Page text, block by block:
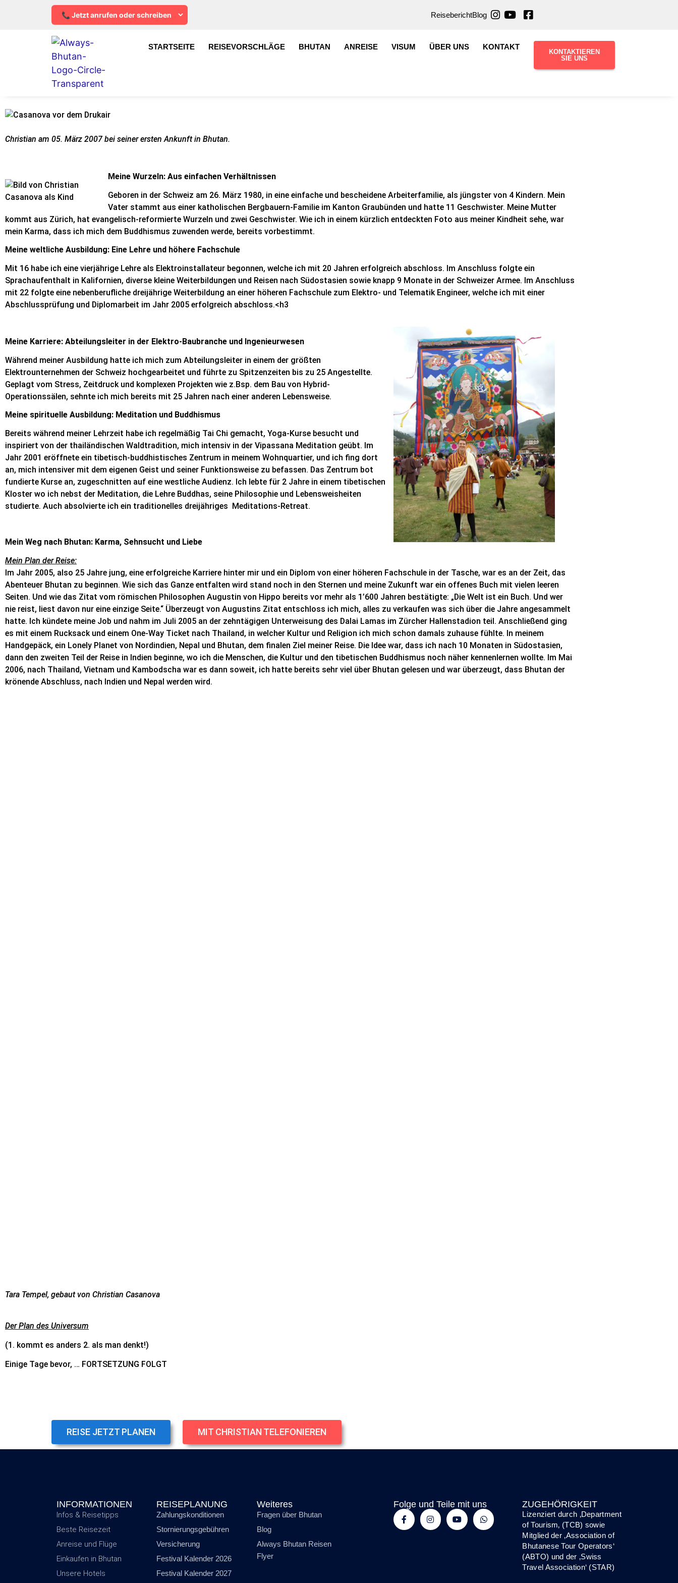
ReiseberichtBlog
STARTSEITE REISEVORSCHLÄGE BHUTAN ANREISE VISUM ÜBER UNS KONTAKT
KONTAKTIEREN
SIE UNS
Christian am 05. März 2007 bei seiner ersten Ankunft in Bhutan.
Meine Wurzeln: Aus einfachen Verhältnissen
Geboren in der Schweiz am 26. März 1980, in eine einfache und bescheidene Arbeiterfamilie, als jüngster von 4 Kindern. Mein
Vater stammt aus einer katholischen Bergbauern-Familie im Kanton Graubünden und hatte 11 Geschwister. Meine Mutter
kommt aus Zürich, hat evangelisch-reformierte Wurzeln und zwei Geschwister. Wie ich in einem kürzlich entdeckten Foto aus meiner Kindheit sehe, war
mein Karma, dass ich mich dem Buddhismus zuwenden werde, bereits vorbestimmt.
Meine weltliche Ausbildung: Eine Lehre und höhere Fachschule
Mit 16 habe ich eine vierjährige Lehre als Elektroinstallateur begonnen, welche ich mit 20 Jahren erfolgreich abschloss. Im Anschluss folgte ein
Sprachaufenthalt in Kalifornien, diverse kleine Weiterbildungen und Reisen nach Südostasien sowie knapp 9 Monate in der Schweizer Armee. Im Anschluss
mit 22 folgte eine nebenberufliche dreijährige Weiterbildung an einer höheren Fachschule zum Elektro- und Telematik Engineer, welche ich mit einer
Abschlussprüfung und Diplomarbeit im Jahr 2005 erfolgreich abschloss.<h3
Meine Karriere: Abteilungsleiter in der Elektro-Baubranche und Ingenieurwesen
Während meiner Ausbildung hatte ich mich zum Abteilungsleiter in einem der größten
Elektrounternehmen der Schweiz hochgearbeitet und führte zu Spitzenzeiten bis zu 25 Angestellte.
Geplagt vom Stress, Zeitdruck und komplexen Projekten wie z.Bsp. dem Bau von Hybrid-
Operationssälen, sehnte ich mich bereits mit 25 Jahren nach einer anderen Lebensweise.
Meine spirituelle Ausbildung: Meditation und Buddhismus
Bereits während meiner Lehrzeit habe ich regelmäßig Tai Chi gemacht, Yoga-Kurse besucht und
inspiriert von der thailändischen Waldtradition, mich intensiv in der Vipassana Meditation geübt. Im
Jahr 2001 eröffnete ein tibetisch-buddhistisches Zentrum in meinem Wohnquartier, und ich fing dort
an, mich intensiver mit dem eigenen Geist und seiner Funktionsweise zu befassen. Das Zentrum bot
fundierte Kurse an, zugeschnitten auf eine westliche Audienz. Ich lebte für 2 Jahre in einem tibetischen
Kloster wo ich nebst der Meditation, die Lehre Buddhas, seine Philosophie und Lebensweisheiten
studierte. Auch absolvierte ich ein traditionelles dreijähriges Meditations-Retreat.
Mein Weg nach Bhutan: Karma, Sehnsucht und Liebe
Mein Plan der Reise:
Im Jahr 2005, also 25 Jahre jung, eine erfolgreiche Karriere hinter mir und ein Diplom von einer höheren Fachschule in der Tasche, war es an der Zeit, das
Abenteuer Bhutan zu beginnen. Wie sich das Ganze entfalten wird stand noch in den Sternen und meine Zukunft war ein offenes Buch mit vielen leeren
Seiten. Und wie das Zitat vom römischen Philosophen Augustin von Hippo bereits vor mehr als 1’600 Jahren bestätigte: „Die Welt ist ein Buch. Und wer
nie reist, liest davon nur eine einzige Seite.“ Überzeugt von Augustins Zitat entschloss ich mich, alles zu verkaufen was sich über die Jahre angesammelt
hatte. Ich kündete meine Job und nahm im Juli 2005 an der zehntägigen Unterweisung des Dalai Lamas im Zürcher Hallenstadion teil. Anschließend ging
es mit einem Rucksack und einem One-Way Ticket nach Thailand, in welcher Kultur und Religion ich mich schon damals zuhause fühlte. In meinem
Handgepäck, ein Lonely Planet von Nordindien, Nepal und Bhutan, dem finalen Ziel meiner Reise. Die Idee war, dass ich nach 10 Monaten in Südostasien,
dann den zweiten Teil der Reise in Indien beginne, wo ich die Menschen, die Kultur und den tibetischen Buddhismus noch näher kennenlernen wollte. Im Mai
2006, nach Thailand, Vietnam und Kambodscha war es dann soweit, ich hatte bereits sehr viel über Bhutan gelesen und war überzeugt, dass Bhutan der
krönende Abschluss, nach Indien und Nepal werden wird.
Tara Tempel, gebaut von Christian Casanova
Der Plan des Universum
(1. kommt es anders 2. als man denkt!)
Einige Tage bevor, … FORTSETZUNG FOLGT
REISE JETZT PLANEN MIT CHRISTIAN TELEFONIEREN
INFORMATIONEN
Infos & Reisetipps
Beste Reisezeit
Anreise und Flüge
Einkaufen in Bhutan
Unsere Hotels
REISEPLANUNG
Zahlungskonditionen
Stornierungsgebühren
Versicherung
Festival Kalender 2026
Festival Kalender 2027
Weiteres
Fragen über Bhutan
Blog
Always Bhutan Reisen
Flyer
Folge und Teile mit uns ZUGEHÖRIGKEIT
Lizenziert durch ‚Department
of Tourism‚ (TCB) sowie
Mitglied der ‚Association of
Bhutanese Tour Operators‘
(ABTO) und der ‚Swiss
Travel Association‘ (STAR)